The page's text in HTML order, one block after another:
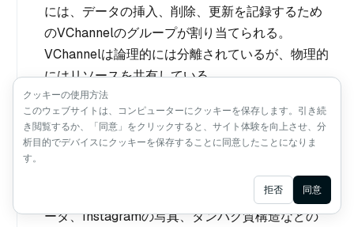
には、データの挿入、削除、更新を記録するため
のVChannelのグループが割り当てられる。
VChannelは論理的には分離されているが、物理的
にはリソースを共有している。
ベクトル
埋め込みベクトルは、電子メール、IoTセンサーデ
ータ、Instagramの写真、タンパク質構造などの
Ask AI
クッキーの使用方法
このウェブサイトは、コンピューターにクッキーを保存します。引き続
き閲覧するか、「同意」をクリックすると、サイト体験を向上させ、分
析目的でデバイスにクッキーを保存することに同意したことになりま
す。
拒否 同意